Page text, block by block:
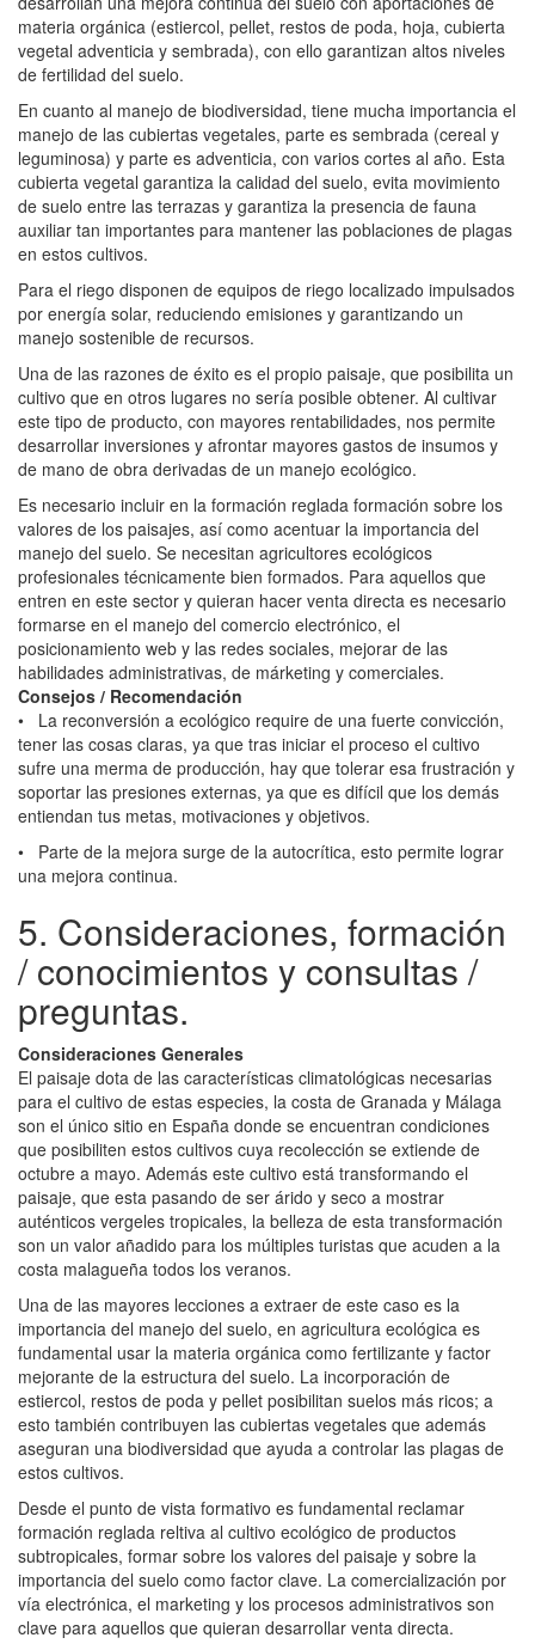
materia orgánica (estiercol, pellet, restos de poda, hoja, cubierta
vegetal adventicia y sembrada), con ello garantizan altos niveles
de fertilidad del suelo.
En cuanto al manejo de biodiversidad, tiene mucha importancia el
manejo de las cubiertas vegetales, parte es sembrada (cereal y
leguminosa) y parte es adventicia, con varios cortes al año. Esta
cubierta vegetal garantiza la calidad del suelo, evita movimiento
de suelo entre las terrazas y garantiza la presencia de fauna
auxiliar tan importantes para mantener las poblaciones de plagas
en estos cultivos.
Para el riego disponen de equipos de riego localizado impulsados
por energía solar, reduciendo emisiones y garantizando un
manejo sostenible de recursos.
Una de las razones de éxito es el propio paisaje, que posibilita un
cultivo que en otros lugares no sería posible obtener. Al cultivar
este tipo de producto, con mayores rentabilidades, nos permite
desarrollar inversiones y afrontar mayores gastos de insumos y
de mano de obra derivadas de un manejo ecológico.
Es necesario incluir en la formación reglada formación sobre los
valores de los paisajes, así como acentuar la importancia del
manejo del suelo. Se necesitan agricultores ecológicos
profesionales técnicamente bien formados. Para aquellos que
entren en este sector y quieran hacer venta directa es necesario
formarse en el manejo del comercio electrónico, el
posicionamiento web y las redes sociales, mejorar de las
habilidades administrativas, de márketing y comerciales.
Consejos / Recomendación
• La reconversión a ecológico require de una fuerte convicción,
tener las cosas claras, ya que tras iniciar el proceso el cultivo
sufre una merma de producción, hay que tolerar esa frustración y
soportar las presiones externas, ya que es difícil que los demás
entiendan tus metas, motivaciones y objetivos.
• Parte de la mejora surge de la autocrítica, esto permite lograr
una mejora continua.
5. Consideraciones, formación
/ conocimientos y consultas /
preguntas.
Consideraciones Generales
El paisaje dota de las características climatológicas necesarias
para el cultivo de estas especies, la costa de Granada y Málaga
son el único sitio en España donde se encuentran condiciones
que posibiliten estos cultivos cuya recolección se extiende de
octubre a mayo. Además este cultivo está transformando el
paisaje, que esta pasando de ser árido y seco a mostrar
auténticos vergeles tropicales, la belleza de esta transformación
son un valor añadido para los múltiples turistas que acuden a la
costa malagueña todos los veranos.
Una de las mayores lecciones a extraer de este caso es la
importancia del manejo del suelo, en agricultura ecológica es
fundamental usar la materia orgánica como fertilizante y factor
mejorante de la estructura del suelo. La incorporación de
estiercol, restos de poda y pellet posibilitan suelos más ricos; a
esto también contribuyen las cubiertas vegetales que además
aseguran una biodiversidad que ayuda a controlar las plagas de
estos cultivos.
Desde el punto de vista formativo es fundamental reclamar
formación reglada reltiva al cultivo ecológico de productos
subtropicales, formar sobre los valores del paisaje y sobre la
importancia del suelo como factor clave. La comercialización por
vía electrónica, el marketing y los procesos administrativos son
clave para aquellos que quieran desarrollar venta directa.